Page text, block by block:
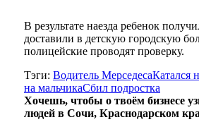
В результате наезда ребенок
доставили в детскую городскую
полицейские проводят проверку.
Тэги: Водитель МерседесаКатался
на мальчикаСбил подростка
Хочешь, чтобы о твоём бизнесе
людей в Сочи, Краснодарском